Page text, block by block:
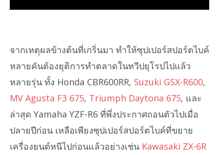
จากเหตุผลข้างต้นที่เกริ่นมา ทำให้ซุปเปอร์สปอร์ตไบค์
หลายคันต้องยุติการทำตลาดในทวีปยุโรปไปแล้ว
หลายรุ่น ทั้ง Honda CBR600RR, Suzuki GSX-R600,
MV Agusta F3 675, Triumph Daytona 675, และ
ล่าสุด Yamaha YZF-R6 ที่พึ่งประกาศถอนตัวไปเมื่อ
ปลายปีก่อน เหลือเพียงซุปเปอร์สปอร์ตไบค์ที่ขยาย
เครื่องยนต์หนีไปก่อนแล้วอย่างเช่น Kawasaki ZX-6R